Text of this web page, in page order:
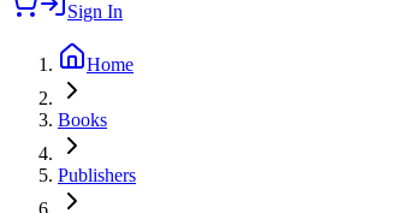
Sign In
Home
Books
Publishers